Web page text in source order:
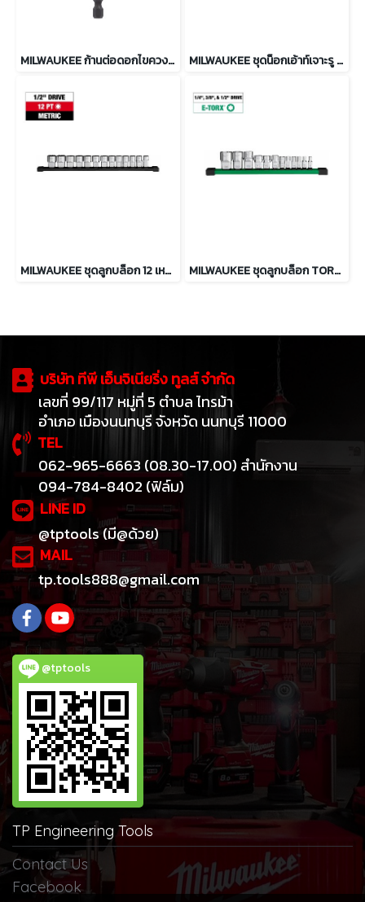
MILWAUKEE ก้านต่อดอกไขควงแม่เหล็ก SHOCKWAVE 75 มม. รุ่น 4932500396 MILWAUKEE ชุดน็อกเอ้าท์เจาะรู 1/2 - 2 นิ้ว รุ่น 49-16-2693
MILWAUKEE ชุดลูกบล็อก 12 เหลี่ยม 13 ชิ้น แกน 1/2" ระบบมิล รุ่น 48-22-9522 MILWAUKEE ชุดลูกบล็อก TORX แกน 1/4", 3/8" และ 1/2" รุ่น 48-22-9570
บริษัท ทีพี เอ็นจิเนียริ่ง ทูลส์ จำกัด
เลขที่ 99/117 หมู่ที่ 5 ตำบล ไทรม้า
อำเภอ เมืองนนทบุรี จังหวัด นนทบุรี 11000
TEL
062-965-6663 (08.30-17.00) สำนักงาน
094-784-8402 (ฟิล์ม)
LINE ID
@tptools (มี@ด้วย)
MAIL
tp.tools888@gmail.com
@tptools
TP Engineering Tools
Contact Us
Facebook